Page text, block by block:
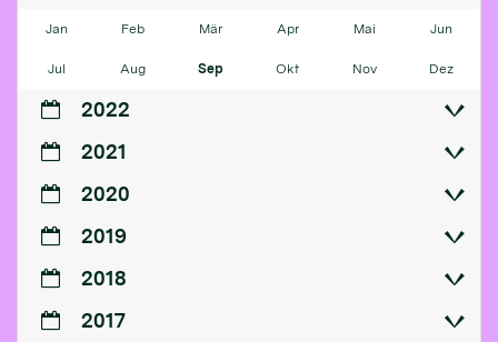
Jan Feb Mär Apr Mai Jun
Jul Aug Sep Okt Nov Dez
2022
2021
2020
2019
2018
2017